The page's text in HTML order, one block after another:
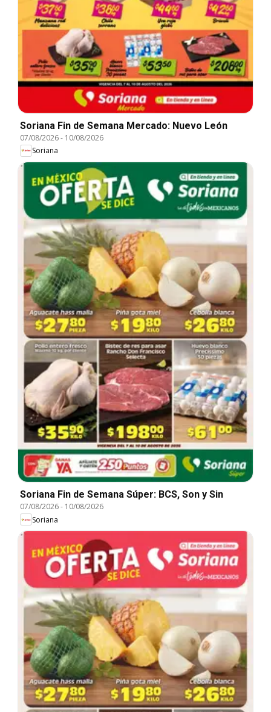
Soriana Fin de Semana Mercado: Nuevo León
07/08/2026- 10/08/2026
Soriana
Soriana Fin de Semana Súper: BCS, Son y Sin
07/08/2026- 10/08/2026
Soriana